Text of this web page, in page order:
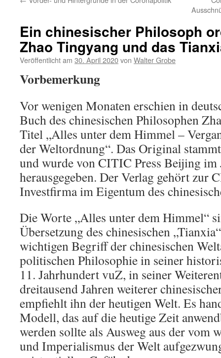
Ein chinesischer Philosoph
Zhao Tingyang und das
Veröffentlicht am 30. April 2020von Walter Grobe
Vorbemerkung
Vor wenigen Monaten erschien in
Buch des chinesischen Philosophen
Titel „Alles unter dem Himmel –
der Weltordnung“. Das Original
und wurde von CITIC Press Beijing im
herausgegeben. Der Verlag gehört zur
Investfirma im Eigentum des
Die Worte „Alles unter dem Himmel“
Übersetzung des chinesischen
wichtigen Begriff der chinesischen
politischen Philosophie in seiner
11. Jahrhundert vuZ, in seiner
dreitausend Jahren weiterer
empfiehlt ihn der heutigen Welt. Es
Modell, das auf die heutige Zeit
werden sollte als Ausweg aus der vom
und Imperialismus der Welt